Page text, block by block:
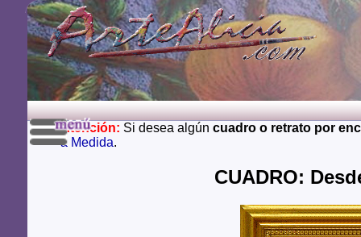
Atención: Si desea algún cuadro o retrato por
a Medida.
CUADRO: